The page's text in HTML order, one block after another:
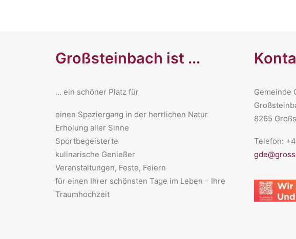
Großsteinbach ist ...
… ein schöner Platz für
​einen Spaziergang in der herrlichen Natur
Erholung aller Sinne
Sportbegeisterte
kulinarische Genießer
Veranstaltungen, Feste, Feiern
für einen Ihrer schönsten Tage im Leben – Ihre
Traumhochzeit
Gemeinde
8265
Telefon: